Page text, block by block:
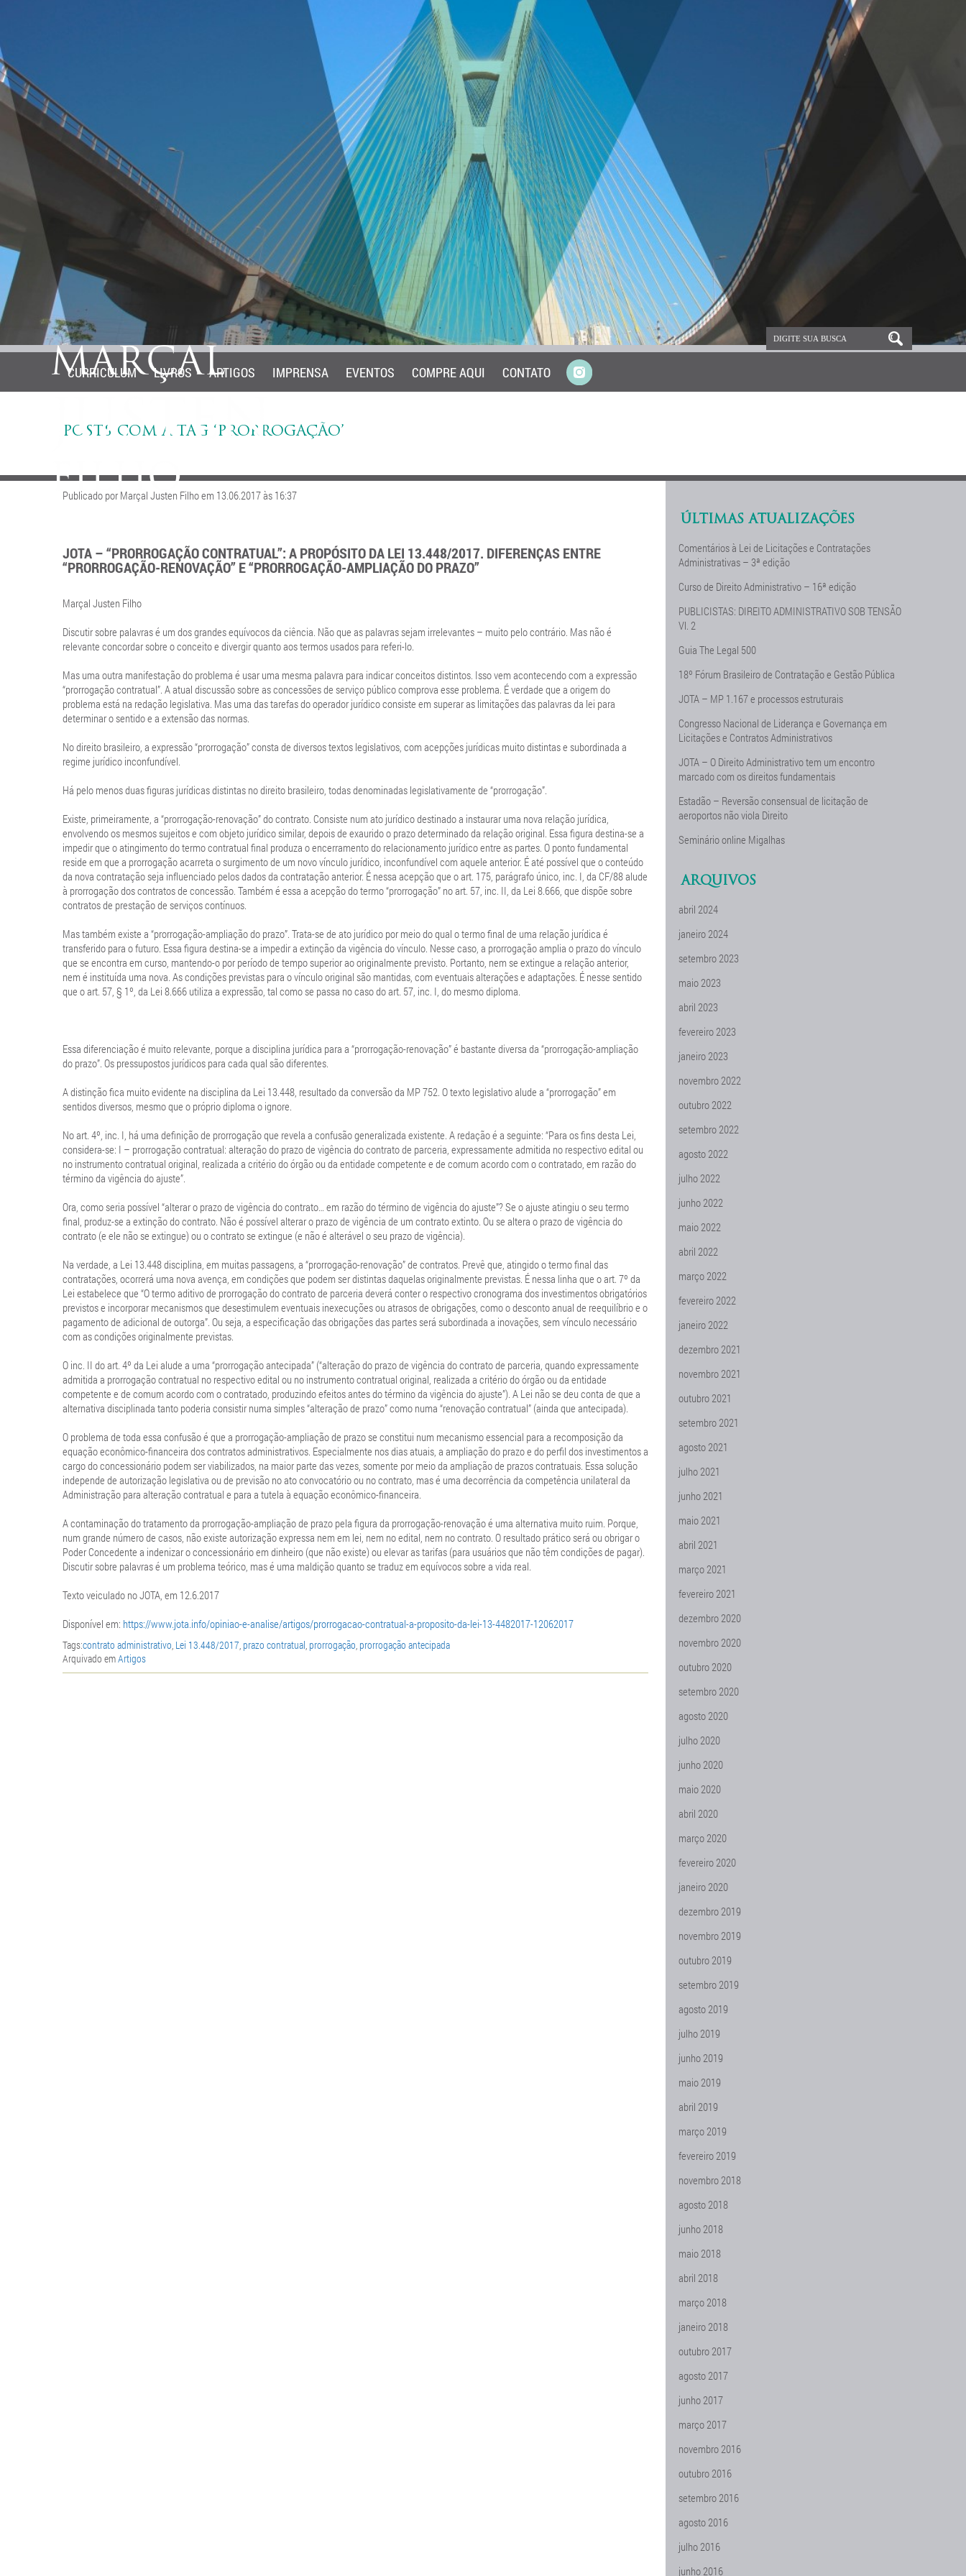
CURRICULUM LIVROS ARTIGOS IMPRENSA EVENTOS COMPRE AQUI CONTATO
POSTS COM A TAG ‘PRORROGAÇÃO’
Publicado por Marçal Justen Filho em 13.06.2017 às 16:37
JOTA – “PRORROGAÇÃO CONTRATUAL”: A PROPÓSITO DA LEI 13.448/2017. DIFERENÇAS ENTRE
“PRORROGAÇÃO-RENOVAÇÃO” E “PRORROGAÇÃO-AMPLIAÇÃO DO PRAZO”
Marçal Justen Filho
Discutir sobre palavras é um dos grandes equívocos da ciência. Não que as palavras sejam irrelevantes – muito pelo contrário. Mas não é
relevante concordar sobre o conceito e divergir quanto aos termos usados para referi-lo.
Mas uma outra manifestação do problema é usar uma mesma palavra para indicar conceitos distintos. Isso vem acontecendo com a expressão
“prorrogação contratual”. A atual discussão sobre as concessões de serviço público comprova esse problema. É verdade que a origem do
problema está na redação legislativa. Mas uma das tarefas do operador jurídico consiste em superar as limitações das palavras da lei para
determinar o sentido e a extensão das normas.
No direito brasileiro, a expressão “prorrogação” consta de diversos textos legislativos, com acepções jurídicas muito distintas e subordinada a
regime jurídico inconfundível.
Há pelo menos duas figuras jurídicas distintas no direito brasileiro, todas denominadas legislativamente de “prorrogação”.
Existe, primeiramente, a “prorrogação-renovação” do contrato. Consiste num ato jurídico destinado a instaurar uma nova relação jurídica,
envolvendo os mesmos sujeitos e com objeto jurídico similar, depois de exaurido o prazo determinado da relação original. Essa figura destina-se a
impedir que o atingimento do termo contratual final produza o encerramento do relacionamento jurídico entre as partes. O ponto fundamental
reside em que a prorrogação acarreta o surgimento de um novo vínculo jurídico, inconfundível com aquele anterior. É até possível que o conteúdo
da nova contratação seja influenciado pelos dados da contratação anterior. É nessa acepção que o art. 175, parágrafo único, inc. I, da CF/88 alude
à prorrogação dos contratos de concessão. Também é essa a acepção do termo “prorrogação” no art. 57, inc. II, da Lei 8.666, que dispõe sobre
contratos de prestação de serviços contínuos.
Mas também existe a “prorrogação-ampliação do prazo”. Trata-se de ato jurídico por meio do qual o termo final de uma relação jurídica é
transferido para o futuro. Essa figura destina-se a impedir a extinção da vigência do vínculo. Nesse caso, a prorrogação amplia o prazo do vínculo
que se encontra em curso, mantendo-o por período de tempo superior ao originalmente previsto. Portanto, nem se extingue a relação anterior,
nem é instituída uma nova. As condições previstas para o vínculo original são mantidas, com eventuais alterações e adaptações. É nesse sentido
que o art. 57, § 1º, da Lei 8.666 utiliza a expressão, tal como se passa no caso do art. 57, inc. I, do mesmo diploma.
Essa diferenciação é muito relevante, porque a disciplina jurídica para a “prorrogação-renovação” é bastante diversa da “prorrogação-ampliação
do prazo”. Os pressupostos jurídicos para cada qual são diferentes.
A distinção fica muito evidente na disciplina da Lei 13.448, resultado da conversão da MP 752. O texto legislativo alude a “prorrogação” em
sentidos diversos, mesmo que o próprio diploma o ignore.
No art. 4º, inc. I, há uma definição de prorrogação que revela a confusão generalizada existente. A redação é a seguinte: “Para os fins desta Lei,
considera-se: I – prorrogação contratual: alteração do prazo de vigência do contrato de parceria, expressamente admitida no respectivo edital ou
no instrumento contratual original, realizada a critério do órgão ou da entidade competente e de comum acordo com o contratado, em razão do
término da vigência do ajuste”.
Ora, como seria possível “alterar o prazo de vigência do contrato… em razão do término de vigência do ajuste”? Se o ajuste atingiu o seu termo
final, produz-se a extinção do contrato. Não é possível alterar o prazo de vigência de um contrato extinto. Ou se altera o prazo de vigência do
contrato (e ele não se extingue) ou o contrato se extingue (e não é alterável o seu prazo de vigência).
Na verdade, a Lei 13.448 disciplina, em muitas passagens, a “prorrogação-renovação” de contratos. Prevê que, atingido o termo final das
contratações, ocorrerá uma nova avença, em condições que podem ser distintas daquelas originalmente previstas. É nessa linha que o art. 7º da
Lei estabelece que “O termo aditivo de prorrogação do contrato de parceria deverá conter o respectivo cronograma dos investimentos obrigatórios
previstos e incorporar mecanismos que desestimulem eventuais inexecuções ou atrasos de obrigações, como o desconto anual de reequilíbrio e o
pagamento de adicional de outorga”. Ou seja, a especificação das obrigações das partes será subordinada a inovações, sem vínculo necessário
com as condições originalmente previstas.
O inc. II do art. 4º da Lei alude a uma “prorrogação antecipada” (“alteração do prazo de vigência do contrato de parceria, quando expressamente
admitida a prorrogação contratual no respectivo edital ou no instrumento contratual original, realizada a critério do órgão ou da entidade
competente e de comum acordo com o contratado, produzindo efeitos antes do término da vigência do ajuste”). A Lei não se deu conta de que a
alternativa disciplinada tanto poderia consistir numa simples “alteração de prazo” como numa “renovação contratual” (ainda que antecipada).
O problema de toda essa confusão é que a prorrogação-ampliação de prazo se constitui num mecanismo essencial para a recomposição da
equação econômico-financeira dos contratos administrativos. Especialmente nos dias atuais, a ampliação do prazo e do perfil dos investimentos a
cargo do concessionário podem ser viabilizados, na maior parte das vezes, somente por meio da ampliação de prazos contratuais. Essa solução
independe de autorização legislativa ou de previsão no ato convocatório ou no contrato, mas é uma decorrência da competência unilateral da
Administração para alteração contratual e para a tutela à equação econômico-financeira.
A contaminação do tratamento da prorrogação-ampliação de prazo pela figura da prorrogação-renovação é uma alternativa muito ruim. Porque,
num grande número de casos, não existe autorização expressa nem em lei, nem no edital, nem no contrato. O resultado prático será ou obrigar o
Poder Concedente a indenizar o concessionário em dinheiro (que não existe) ou elevar as tarifas (para usuários que não têm condições de pagar).
Discutir sobre palavras é um problema teórico, mas é uma maldição quanto se traduz em equívocos sobre a vida real.
Texto veiculado no JOTA, em 12.6.2017
Disponível em: https://www.jota.info/opiniao-e-analise/artigos/prorrogacao-contratual-a-proposito-da-lei-13-4482017-12062017
Tags:contrato administrativo, Lei 13.448/2017, prazo contratual, prorrogação, prorrogação antecipada
Arquivado emArtigos
ÚLTIMAS ATUALIZAÇÕES
Comentários à Lei de Licitações e Contratações
Administrativas – 3ª edição
Curso de Direito Administrativo – 16ª edição
PUBLICISTAS: DIREITO ADMINISTRATIVO SOB TENSÃO
Vl. 2
Guia The Legal 500
18º Fórum Brasileiro de Contratação e Gestão Pública
JOTA – MP 1.167 e processos estruturais
Congresso Nacional de Liderança e Governança em
Licitações e Contratos Administrativos
JOTA – O Direito Administrativo tem um encontro
marcado com os direitos fundamentais
Estadão – Reversão consensual de licitação de
aeroportos não viola Direito
Seminário online Migalhas
ARQUIVOS
abril 2024
janeiro 2024
setembro 2023
maio 2023
abril 2023
fevereiro 2023
janeiro 2023
novembro 2022
outubro 2022
setembro 2022
agosto 2022
julho 2022
junho 2022
maio 2022
abril 2022
março 2022
fevereiro 2022
janeiro 2022
dezembro 2021
novembro 2021
outubro 2021
setembro 2021
agosto 2021
julho 2021
junho 2021
maio 2021
abril 2021
março 2021
fevereiro 2021
dezembro 2020
novembro 2020
outubro 2020
setembro 2020
agosto 2020
julho 2020
junho 2020
maio 2020
abril 2020
março 2020
fevereiro 2020
janeiro 2020
dezembro 2019
novembro 2019
outubro 2019
setembro 2019
agosto 2019
julho 2019
junho 2019
maio 2019
abril 2019
março 2019
fevereiro 2019
novembro 2018
agosto 2018
junho 2018
maio 2018
abril 2018
março 2018
janeiro 2018
outubro 2017
agosto 2017
junho 2017
março 2017
novembro 2016
outubro 2016
setembro 2016
agosto 2016
julho 2016
junho 2016